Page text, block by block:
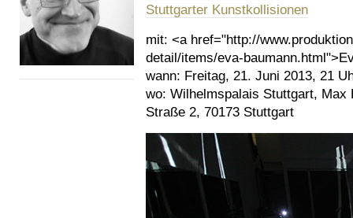
Stuttgarter Kunstkollisionen
mit: <a href="http://
detail/items/eva-
wann: Freitag, 21. Juni 2013, 21
wo: Wilhelmspalais Stuttgart, Max
Straße 2, 70173 Stuttgart